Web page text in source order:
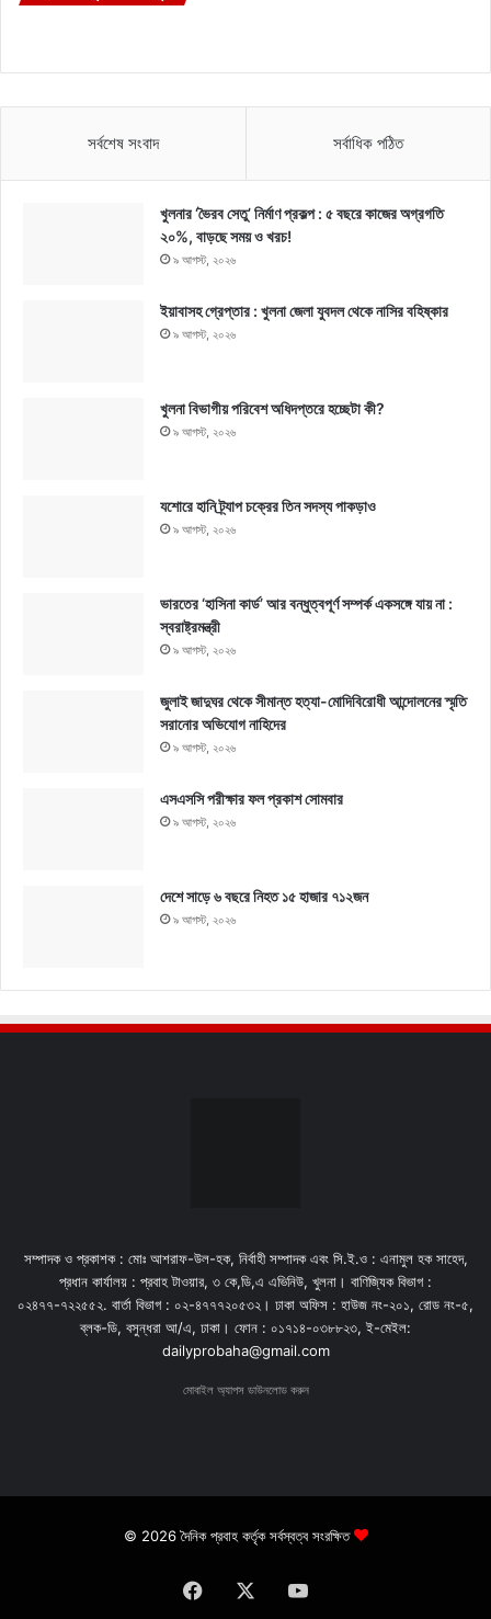
সর্বশেষ সংবাদ সর্বাধিক পঠিত
খুলনার ‘ভৈরব সেতু’ নির্মাণ প্রকল্প : ৫ বছরে কাজের অগ্রগতি
২০%, বাড়ছে সময় ও খরচ!
৯ আগস্ট, ২০২৬
ইয়াবাসহ গ্রেপ্তার : খুলনা জেলা যুবদল থেকে নাসির বহিষ্কার
৯ আগস্ট, ২০২৬
খুলনা বিভাগীয় পরিবেশ অধিদপ্তরে হচ্ছেটা কী?
৯ আগস্ট, ২০২৬
যশোরে হানি ট্র্যাপ চক্রের তিন সদস্য পাকড়াও
৯ আগস্ট, ২০২৬
ভারতের ‘হাসিনা কার্ড’ আর বন্ধুত্বপূর্ণ সম্পর্ক একসঙ্গে যায় না :
স্বরাষ্ট্রমন্ত্রী
৯ আগস্ট, ২০২৬
জুলাই জাদুঘর থেকে সীমান্ত হত্যা-মোদিবিরোধী আন্দোলনের স্মৃতি
সরানোর অভিযোগ নাহিদের
৯ আগস্ট, ২০২৬
এসএসসি পরীক্ষার ফল প্রকাশ সোমবার
৯ আগস্ট, ২০২৬
দেশে সাড়ে ৬ বছরে নিহত ১৫ হাজার ৭১২জন
৯ আগস্ট, ২০২৬
সম্পাদক ও প্রকাশক : মোঃ আশরাফ-উল-হক, নির্বাহী সম্পাদক এবং সি.ই.ও : এনামুল হক সাহেদ,
প্রধান কার্যালয় : প্রবাহ টাওয়ার, ৩ কে,ডি,এ এভিনিউ, খুলনা। বাণিজ্যিক বিভাগ :
০২৪৭৭-৭২২৫৫২. বার্তা বিভাগ : ০২-৪৭৭৭২০৫৩২। ঢাকা অফিস : হাউজ নং-২০১, রোড নং-৫,
ব্লক-ডি, বসুন্ধরা আ/এ, ঢাকা। ফোন : ০১৭১৪-০৩৮৮২৩, ই-মেইল:
dailyprobaha@gmail.com
মোবাইল অ্যাপস ডাউনলোড করুন
© 2026 দৈনিক প্রবাহ কর্তৃক সর্বস্বত্ব সংরক্ষিত
Facebook